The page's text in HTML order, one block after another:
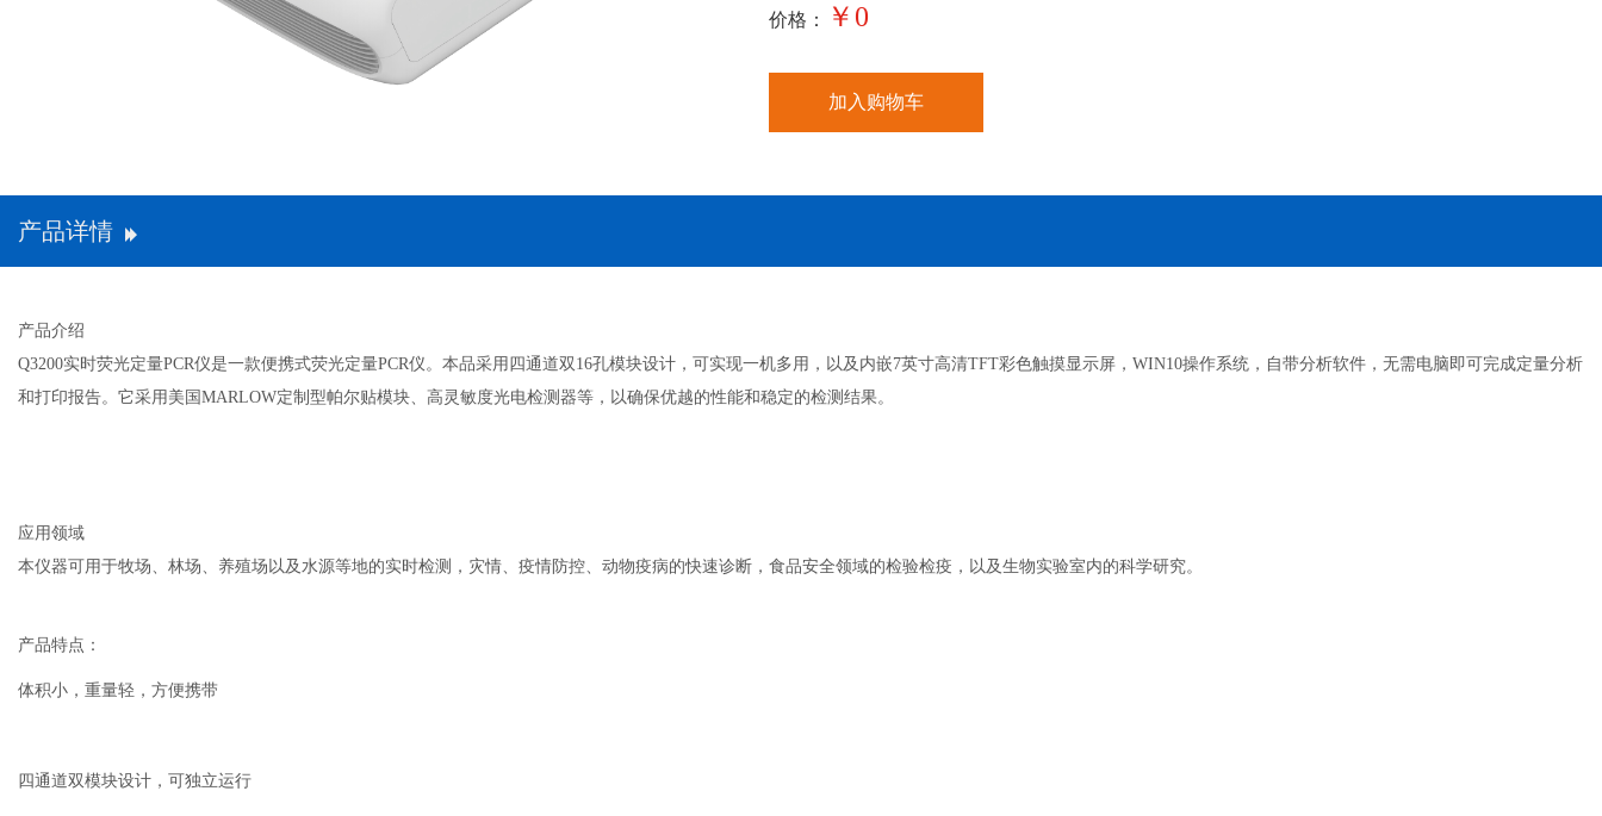
价格： ￥0
加入购物车
产品详情
产品介绍
Q3200实时荧光定量PCR仪是一款便携式荧光定量PCR仪。本品采用四通道双16孔模块设计，可实现一机多用，以及内嵌7英寸高清TFT彩色触摸显示屏，WIN10操作系统，自带分析软件，无需电脑即可完成定量分析
和打印报告。它采用美国MARLOW定制型帕尔贴模块、高灵敏度光电检测器等，以确保优越的性能和稳定的检测结果。
应用领域
本仪器可用于牧场、林场、养殖场以及水源等地的实时检测，灾情、疫情防控、动物疫病的快速诊断，食品安全领域的检验检疫，以及生物实验室内的科学研究。
产品特点：
体积小，重量轻，方便携带
四通道双模块设计，可独立运行